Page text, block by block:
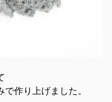
作り上げました。